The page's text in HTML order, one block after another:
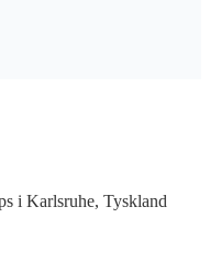
i Karlsruhe, Tyskland